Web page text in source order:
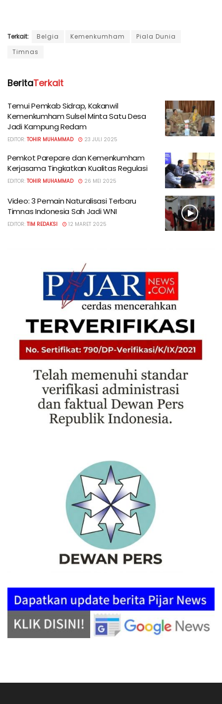
Terkait: Belgia Kemenkumham
Piala Dunia
Timnas
BeritaTerkait
Temui Pemkab Sidrap, Kakanwil
Kemenkumham Sulsel Minta Satu Desa
Jadi Kampung Redam
EDITOR: TOHIR MUHAMMAD 23 JULI 2025
Pemkot Parepare dan Kemenkumham
Kerjasama Tingkatkan Kualitas Regulasi
EDITOR: TOHIR MUHAMMAD 26 MEI 2025
Video: 3 Pemain Naturalisasi Terbaru
Timnas Indonesia Sah Jadi WNI
EDITOR: TIM REDAKSI 12 MARET 2025